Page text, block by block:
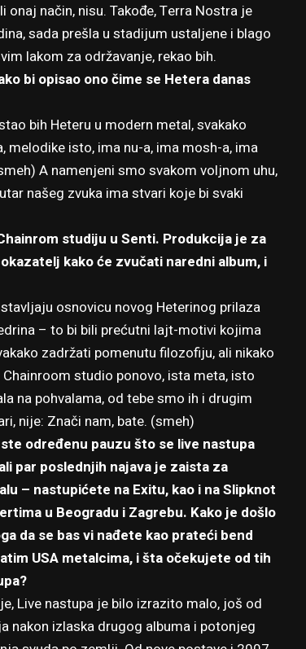
način, nisu. Takođe, Terra Nostra je
sada prešla u stadijum ustaljene i blago
lakom za održavanje, rekao bih.
bi opisao ono čime se Hetera danas
bih Heteru u modern metal, svakako
isto, ima nu-a, ima mosh-a, ima
A namenjeni smo svakom voljnom uhu,
našeg zvuka ima stvari koje bi svaki
studiju u Senti. Produkcija je za
kako će zvučati naredni album, i
osnovicu novog Heterinog prilaza
– to bi bili prećutni lajt-motivi kojima
zadržati pomenutu filozofiju, ali nikako
studio ponovo, ista meta, isto
na pohvalama, od tebe smo ih i drugim
nije: Znači nam, bate. (smeh)
određenu pauzu što se live nastupa
par poslednjih najava je zaista za
– nastupićete na Exitu, kao i na Slipknot
u Beogradu i Zagrebu. Kako je došlo
da se bas vi nađete kao prateći bend
USA metalcima, i šta očekujete od tih
Live nastupa je bilo izrazito malo, još od
nakon izlaska drugog albuma i potonjeg